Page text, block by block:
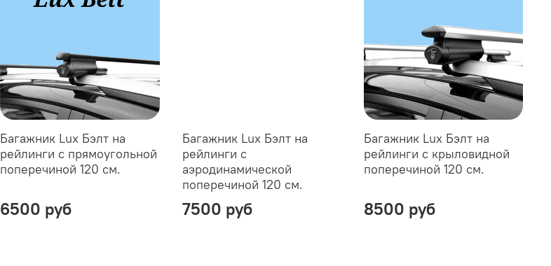
Багажник Lux Бэлт на
рейлинги с прямоугольной
поперечиной 120 см.
6500 руб
Багажник Lux Бэлт на
рейлинги с
аэродинамической
поперечиной 120 см.
7500 руб
Багажник Lux Бэлт на
рейлинги с крыловидной
поперечиной 120 см.
8500 руб